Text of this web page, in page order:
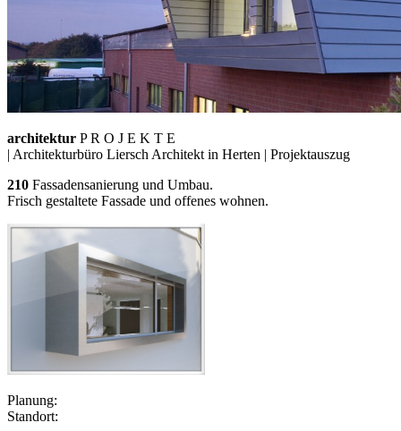
architektur P R O J E K T E
| Architekturbüro Liersch Architekt in Herten | Projektauszug
210 Fassadensanierung und Umbau.
Frisch gestaltete Fassade und offenes wohnen.
Planung:
Standort: